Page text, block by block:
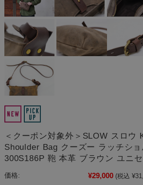
＜クーポン対象外＞SLOW スロウ
Shoulder Bag クーズー ラッチシ
300S186P 鞄 本革 ブラウン ユニ
価格: ¥29,000 (税込